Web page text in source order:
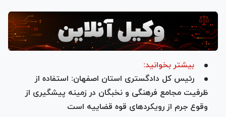
بیشتر بخوانید:
رئیس کل دادگستری استان اصفهان: استفاده از
ظرفیت مجامع فرهنگی و نخبگان در زمینه پیشگیری از
وقوع جرم از رویکرد‌های قوه قضاییه است